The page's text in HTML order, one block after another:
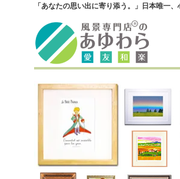
「あなたの思い出に寄り添う。」日本唯一